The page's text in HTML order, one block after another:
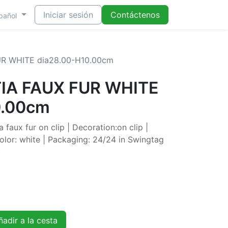
Iniciar sesión Contáctenos
WHITE dia28.00-H10.00cm
FAUX FUR WHITE
faux fur on clip | Decoration:on clip |
white | Packaging: 24/24 in Swingtag
a la cesta